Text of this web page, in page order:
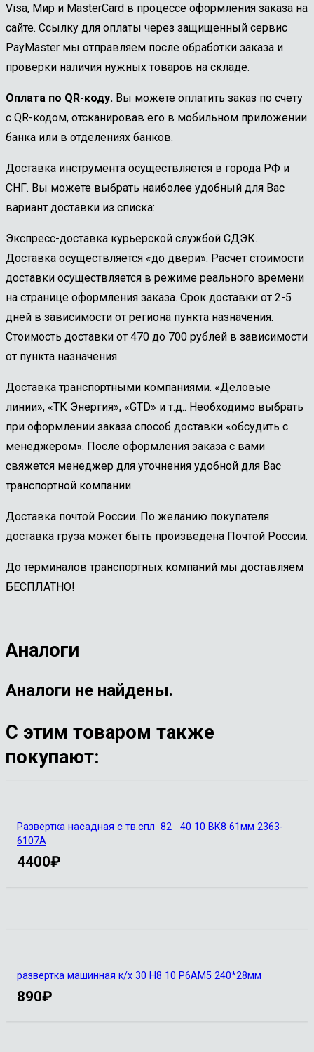
Visa, Мир и MasterCard в процессе оформления заказа на
сайте. Ссылку для оплаты через защищенный сервис
PayMaster мы отправляем после обработки заказа и
проверки наличия нужных товаров на складе.
Оплата по QR-коду. Вы можете оплатить заказ по счету
с QR-кодом, отсканировав его в мобильном приложении
банка или в отделениях банков.
Доставка инструмента осуществляется в города РФ и
СНГ. Вы можете выбрать наиболее удобный для Вас
вариант доставки из списка:
Экспресс-доставка курьерской службой СДЭК.
Доставка осуществляется «до двери». Расчет стоимости
доставки осуществляется в режиме реального времени
на странице оформления заказа. Срок доставки от 2-5
дней в зависимости от региона пункта назначения.
Стоимость доставки от 470 до 700 рублей в зависимости
от пункта назначения.
Доставка транспортными компаниями. «Деловые
линии», «ТК Энергия», «GTD» и т.д.. Необходимо выбрать
при оформлении заказа способ доставки «обсудить с
менеджером». После оформления заказа с вами
свяжется менеджер для уточнения удобной для Вас
транспортной компании.
Доставка почтой России. По желанию покупателя
доставка груза может быть произведена Почтой России.
До терминалов транспортных компаний мы доставляем
БЕСПЛАТНО!
Аналоги
Аналоги не найдены.
С этим товаром также
покупают:
Развертка насадная с тв.спл 82 40 10 ВК8 61мм 2363-
6107А
4400₽
развертка машинная к/х 30 Н8 10 Р6АМ5 240*28мм
890₽